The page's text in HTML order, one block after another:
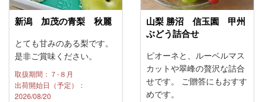
新潟 加茂の青梨 秋麗
とても甘みのある梨です。
是非ご賞味ください。
取扱期間：７-８月
出荷開始日（予定）：
2026/08/20
山梨 勝沼 信玉園 甲州
ぶどう詰合せ
ピオーネと、ルーベルマス
カットや翠峰の贅沢な詰合
せです。 ご贈答にもおすす
めです。